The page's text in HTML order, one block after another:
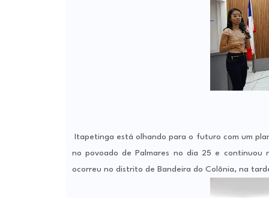
Itapetinga está olhando para o futuro com um
no povoado de Palmares no dia 25 e
ocorreu no distrito de Bandeira do Colônia, na